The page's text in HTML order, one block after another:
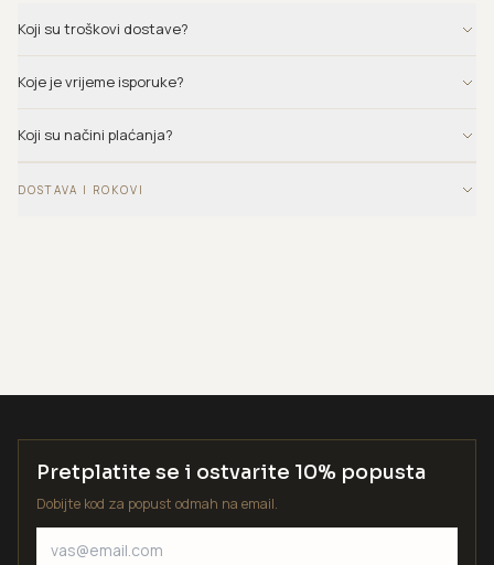
Koji su troškovi dostave?
Koje je vrijeme isporuke?
Koji su načini plaćanja?
DOSTAVA I ROKOVI
Pretplatite se i ostvarite 10% popusta
Dobijte kod za popust odmah na email.